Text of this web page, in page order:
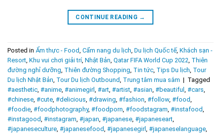
CONTINUE READING →
Posted in Ẩm thực - Food Cẩm nang du lịch Du lịch Quốc tế, Khách sạn -
Resort Khu vui chơi giải trí, Nhật Bản Qatar FIFA World Cup 2022 Thiên
đường nghỉ dưỡng Thiên đường Shopping Tin tức Tips Du lịch Tour
Du lịch Nhật Bản Tour Du lịch Outbound Trung tâm mua sắm | Tagged
#aesthetic #anime #animegirl #art #artist #asian #beautiful #cars
#chinese #cute #delicious #drawing #fashion #follow, #food
#foodie #foodphotography, #foodporn #foodstagram #instafood
#instagood #instagram #japan #japanese #japaneseart
#japaneseculture #japanesefood #japanesegirl #japaneselanguage